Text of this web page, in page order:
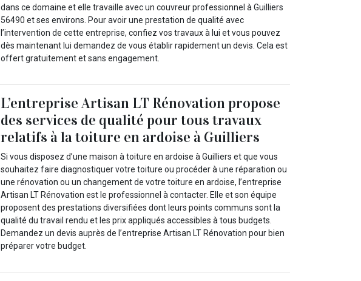
dans ce domaine et elle travaille avec un couvreur professionnel à Guilliers
56490 et ses environs. Pour avoir une prestation de qualité avec
l’intervention de cette entreprise, confiez vos travaux à lui et vous pouvez
dès maintenant lui demandez de vous établir rapidement un devis. Cela est
offert gratuitement et sans engagement.
L’entreprise Artisan LT Rénovation propose
des services de qualité pour tous travaux
relatifs à la toiture en ardoise à Guilliers
Si vous disposez d’une maison à toiture en ardoise à Guilliers et que vous
souhaitez faire diagnostiquer votre toiture ou procéder à une réparation ou
une rénovation ou un changement de votre toiture en ardoise, l’entreprise
Artisan LT Rénovation est le professionnel à contacter. Elle et son équipe
proposent des prestations diversifiées dont leurs points communs sont la
qualité du travail rendu et les prix appliqués accessibles à tous budgets.
Demandez un devis auprès de l’entreprise Artisan LT Rénovation pour bien
préparer votre budget.